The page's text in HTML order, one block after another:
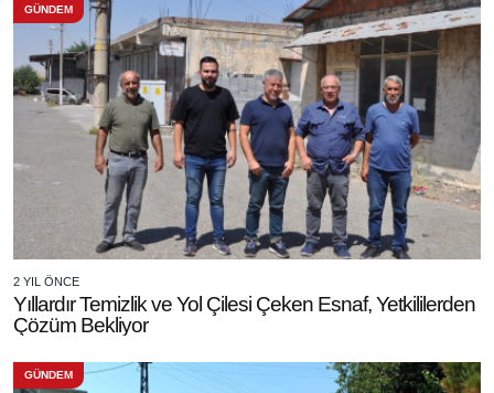
GÜNDEM
2 YIL ÖNCE
Yıllardır Temizlik ve Yol Çilesi Çeken Esnaf, Yetkililerden
Çözüm Bekliyor
GÜNDEM